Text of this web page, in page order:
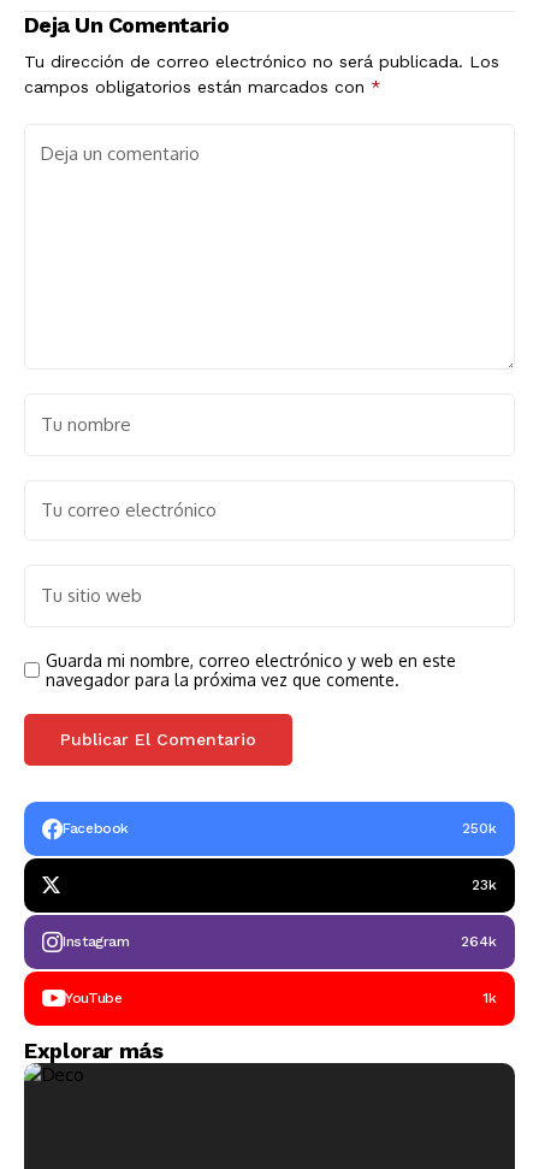
Deja Un Comentario
Tu dirección de correo electrónico no será publicada. Los
campos obligatorios están marcados con *
Guarda mi nombre, correo electrónico y web en este
navegador para la próxima vez que comente.
Facebook 250k
23k
Instagram 264k
YouTube 1k
Explorar más